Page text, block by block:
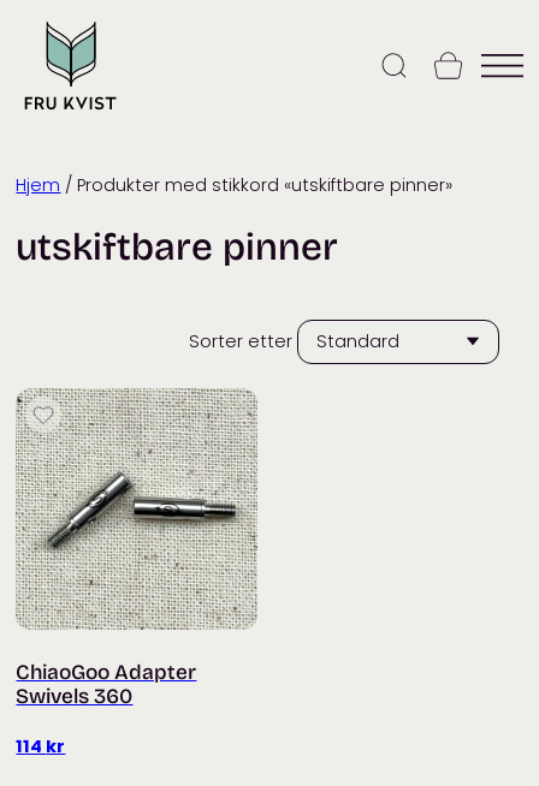
content
Hjem / Produkter med stikkord «utskiftbare pinner»
utskiftbare pinner
Sorter etter
ChiaoGoo Adapter
Swivels 360
114 kr